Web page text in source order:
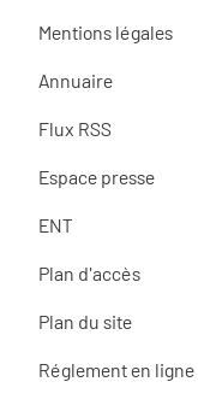
Mentions légales
Annuaire
Flux RSS
Espace presse
ENT
Plan d'accès
Plan du site
Réglement en ligne